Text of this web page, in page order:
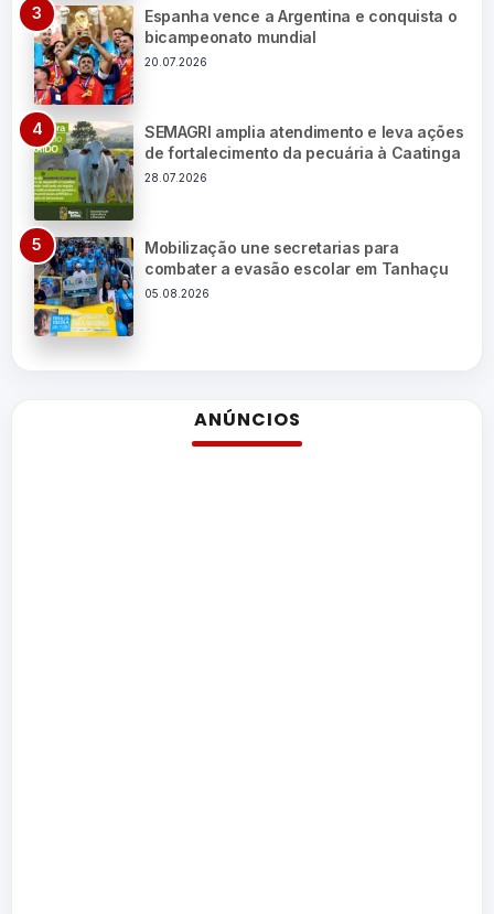
Espanha vence a Argentina e conquista o
bicampeonato mundial
20.07.2026
SEMAGRI amplia atendimento e leva ações
de fortalecimento da pecuária à Caatinga
28.07.2026
Mobilização une secretarias para
combater a evasão escolar em Tanhaçu
05.08.2026
ANÚNCIOS